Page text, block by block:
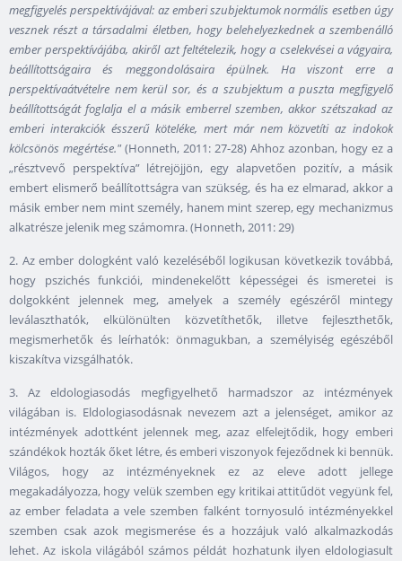
megfigyelés perspektívájával: az emberi szubjektumok normális esetben úgy
vesznek részt a társadalmi életben, hogy belehelyezkednek a szembenálló
ember perspektívájába, akiről azt feltételezik, hogy a cselekvései a vágyaira,
beállítottságaira és meggondolásaira épülnek. Ha viszont erre a
perspektívaátvételre nem kerül sor, és a szubjektum a puszta megfigyelő
beállítottságát foglalja el a másik emberrel szemben, akkor szétszakad az
emberi interakciók ésszerű köteléke, mert már nem közvetíti az indokok
kölcsönös megértése." (Honneth, 2011: 27-28) Ahhoz azonban, hogy ez a
„résztvevő perspektíva” létrejöjjön, egy alapvetően pozitív, a másik
embert elismerő beállítottságra van szükség, és ha ez elmarad, akkor a
másik ember nem mint személy, hanem mint szerep, egy mechanizmus
alkatrésze jelenik meg számomra. (Honneth, 2011: 29)
2. Az ember dologként való kezeléséből logikusan következik továbbá,
hogy pszichés funkciói, mindenekelőtt képességei és ismeretei is
dolgokként jelennek meg, amelyek a személy egészéről mintegy
leválaszthatók, elkülönülten közvetíthetők, illetve fejleszthetők,
megismerhetők és leírhatók: önmagukban, a személyiség egészéből
kiszakítva vizsgálhatók.
3. Az eldologiasodás megfigyelhető harmadszor az intézmények
világában is. Eldologiasodásnak nevezem azt a jelenséget, amikor az
intézmények adottként jelennek meg, azaz elfelejtődik, hogy emberi
szándékok hozták őket létre, és emberi viszonyok fejeződnek ki bennük.
Világos, hogy az intézményeknek ez az eleve adott jellege
megakadályozza, hogy velük szemben egy kritikai attitűdöt vegyünk fel,
az ember feladata a vele szemben falként tornyosuló intézményekkel
szemben csak azok megismerése és a hozzájuk való alkalmazkodás
lehet. Az iskola világából számos példát hozhatunk ilyen eldologiasult